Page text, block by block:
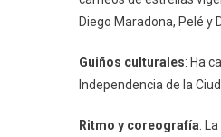
Diego Maradona, Pelé y
Guiños culturales: Ha
Independencia de la
Ritmo y coreografía: